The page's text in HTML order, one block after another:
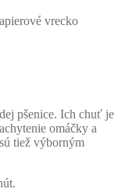
vrecko
pšenice. Ich chuť je
omáčky a
tiež výborným